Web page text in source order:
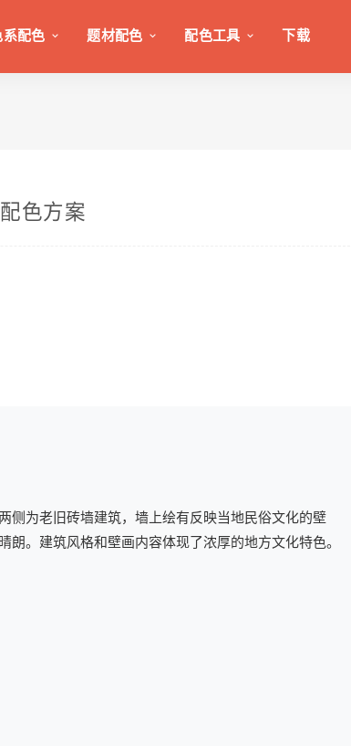
系配色 题材配色 配色工具 下载
色方案
侧为老旧砖墙建筑，墙上绘有反映当地民俗文化的壁
。建筑风格和壁画内容体现了浓厚的地方文化特色。